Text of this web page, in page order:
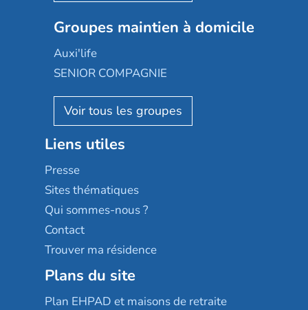
Nexity edenea
Les jardins d'Arcadie
Occitalia
Appartseniors
Reseda
Stella management
Les villages d'or
Sérénys
Résidences services Villa Médicis
Groupe SOS
Le Noble Âge
Almage
Résidalya
Groupe aplus
Groupes maintien à domicile
Auxi'life
SENIOR COMPAGNIE
AGE D'OR Services
Liens utiles
Presse
Sites thématiques
Qui sommes-nous ?
Contact
Trouver ma résidence
Plans du site
Plan EHPAD et maisons de retraite